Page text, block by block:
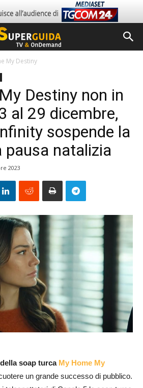
My Destiny
Destiny non in
al 29 dicembre,
sospende la
pausa natalizia
2023
soap turca My Home My
un grande successo di pubblico.